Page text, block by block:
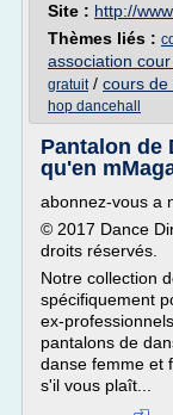
Site : http://
Thèmes liés :
association
gratuit/ cours de
hop dancehall
Pantalon de
qu'en
abonnez-vous a
© 2017 Dance
droits réservés.
Notre collection
spécifiquement
ex-
pantalons de
danse femme et
s'il vous plaît...